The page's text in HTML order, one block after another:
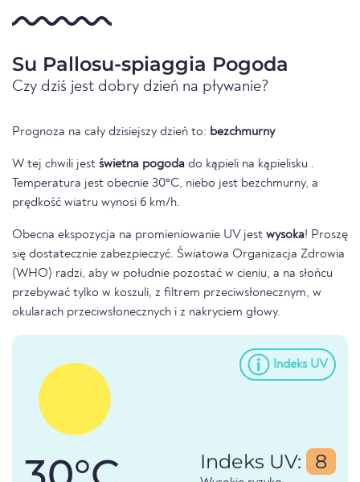
Su Pallosu-spiaggia Pogoda
Czy dziś jest dobry dzień na pływanie?
Prognoza na cały dzisiejszy dzień to: bezchmurny
W tej chwili jest świetna pogoda do kąpieli na kąpielisku .
Temperatura jest obecnie 30°C, niebo jest bezchmurny, a
prędkość wiatru wynosi 6 km/h.
Obecna ekspozycja na promieniowanie UV jest wysoka! Proszę
się dostatecznie zabezpieczyć. Światowa Organizacja Zdrowia
(WHO) radzi, aby w południe pozostać w cieniu, a na słońcu
przebywać tylko w koszuli, z filtrem przeciwsłonecznym, w
okularach przeciwsłonecznych i z nakryciem głowy.
Indeks UV
Indeks UV: 8